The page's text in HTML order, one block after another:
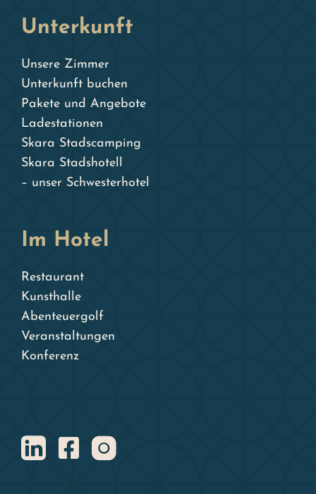
Unterkunft
Unsere Zimmer
Unterkunft buchen
Pakete und Angebote
Ladestationen
Skara Stadscamping
Skara Stadshotell
– unser Schwesterhotel
Im Hotel
Restaurant
Kunsthalle
Abenteuergolf
Veranstaltungen
Konferenz